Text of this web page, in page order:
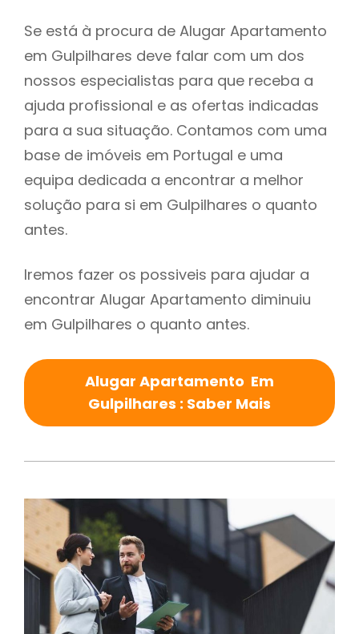
Se está à procura de Alugar Apartamento
em Gulpilhares deve falar com um dos
nossos especialistas para que receba a
ajuda profissional e as ofertas indicadas
para a sua situação. Contamos com uma
base de imóveis em Portugal e uma
equipa dedicada a encontrar a melhor
solução para si em Gulpilhares o quanto
antes.
Iremos fazer os possiveis para ajudar a
encontrar Alugar Apartamento diminuiu
em Gulpilhares o quanto antes.
Alugar Apartamento Em
Gulpilhares : Saber Mais